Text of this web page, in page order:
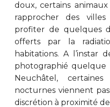
doux, certains
rapprocher des
profiter de quelques
offerts par la
habitations. A l’instar
photographié
Neuchâtel,
nocturnes viennent
discrétion à proximité